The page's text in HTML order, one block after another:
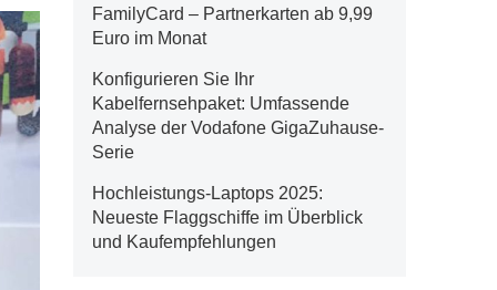
FamilyCard – Partnerkarten ab 9,99
Euro im Monat
Konfigurieren Sie Ihr
Kabelfernsehpaket: Umfassende
Analyse der Vodafone GigaZuhause-
Serie
Hochleistungs-Laptops 2025:
Neueste Flaggschiffe im Überblick
und Kaufempfehlungen